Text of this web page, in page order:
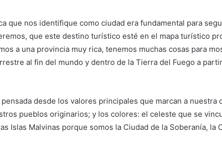
que nos identifique como ciudad era fundamental para
que este destino turístico esté en el mapa turístico
a una provincia muy rica, tenemos muchas cosas para
al fin del mundo y dentro de la Tierra del Fuego a
desde los valores principales que marcan a nuestra
pueblos originarios; y los colores: el celeste que se
Islas Malvinas porque somos la Ciudad de la Soberanía, la